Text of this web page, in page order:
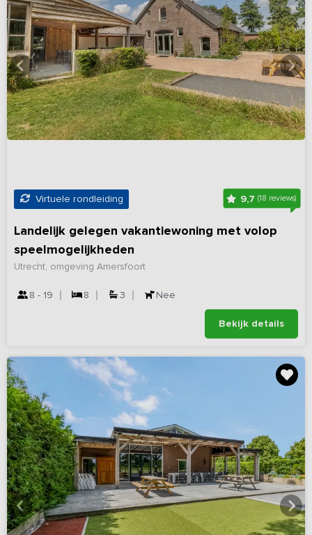
Virtuele rondleiding 9,7(18 reviews)
Landelijk gelegen vakantiewoning met volop
speelmogelijkheden
Utrecht, omgeving Amersfoort
8 - 19 8 3 Nee
Bekijk details